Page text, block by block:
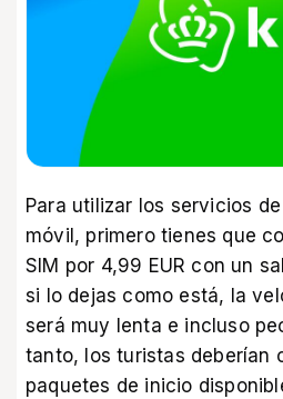
Para utilizar los servicios
móvil, primero tienes que
SIM por 4,99 EUR con un
si lo dejas como está, la
será muy lenta e incluso
tanto, los turistas deberían
paquetes de inicio